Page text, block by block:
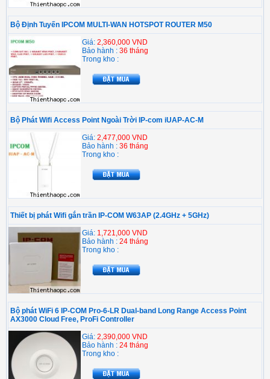
Bộ Định Tuyến IPCOM MULTI-WAN HOTSPOT ROUTER M50
Giá: 2,360,000 VND
Bảo hành : 36 tháng
Trong kho :
Bộ Phát Wifi Access Point Ngoài Trời IP-com iUAP-AC-M
Giá: 2,477,000 VND
Bảo hành : 36 tháng
Trong kho :
Thiết bị phát Wifi gắn trần IP-COM W63AP (2.4GHz + 5GHz)
Giá: 1,721,000 VND
Bảo hành : 24 tháng
Trong kho :
Bộ phát WiFi 6 IP-COM Pro-6-LR Dual-band Long Range Access Point
AX3000 Cloud Free, ProFi Controller
Giá: 2,390,000 VND
Bảo hành : 24 tháng
Trong kho :